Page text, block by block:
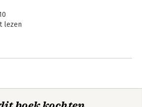
lezen
het spel 24